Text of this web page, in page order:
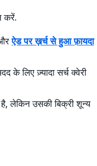
करें.
औरऐड पर ख़र्च से हुआ फ़ायदा
के लिए ज़्यादा सर्च क्वेरी
लेकिन उसकी बिक्री शून्य